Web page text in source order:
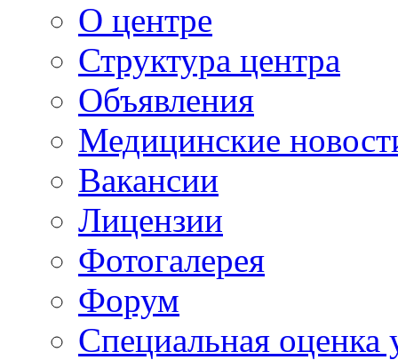
О центре
Структура центра
Объявления
Медицинские
Вакансии
Лицензии
Фотогалерея
Форум
Специальная оценка